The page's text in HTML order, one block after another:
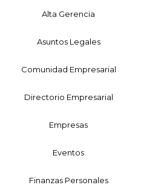
Alta Gerencia
Asuntos Legales
Comunidad Empresarial
Directorio Empresarial
Empresas
Eventos
Finanzas Personales